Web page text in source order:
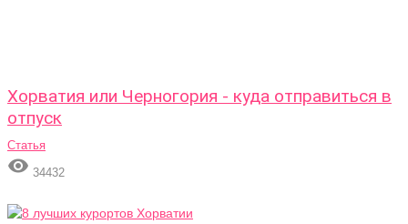
Хорватия или Черногория - куда отправиться в
отпуск
Статья
 34432